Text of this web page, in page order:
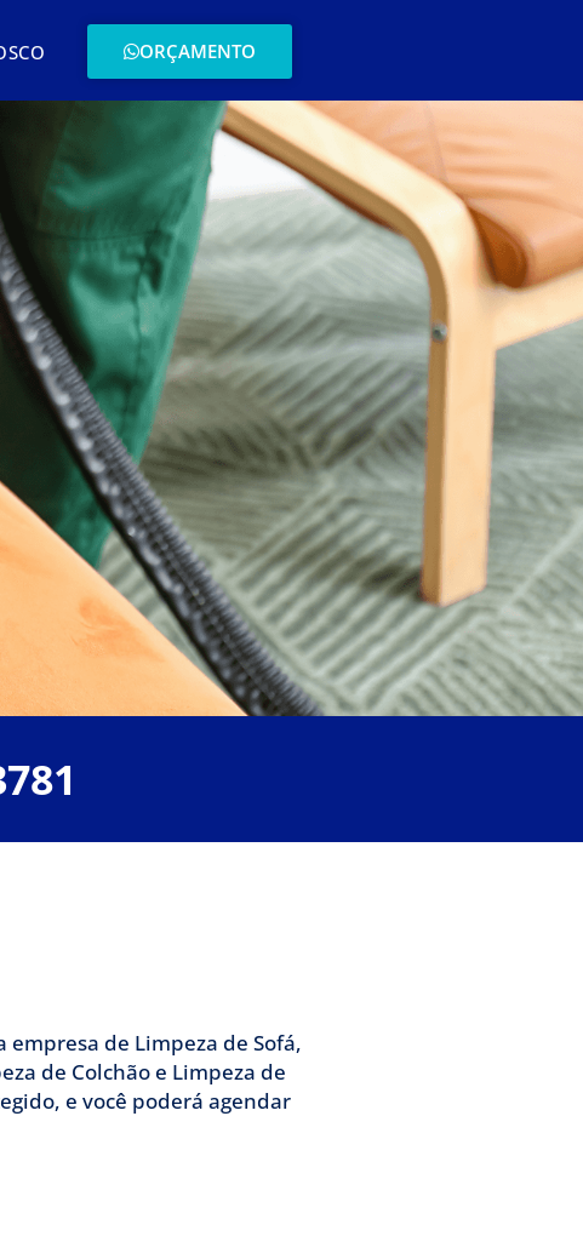
ORÇAMENTO
a Clean
de Sofá.
empresa de Limpeza de Sofá,
de Colchão e Limpeza de
e você poderá agendar